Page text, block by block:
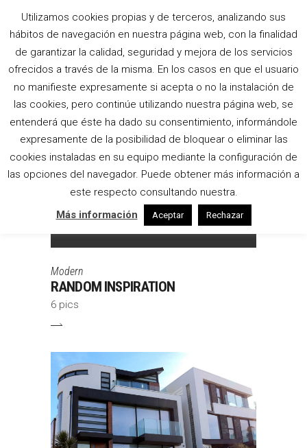
ARCHIVE
Modern
RANDOM INSPIRATION
6 pics
Utilizamos cookies propias y de terceros, analizando sus
hábitos de navegación en nuestra página web, con la finalidad
de garantizar la calidad, seguridad y mejora de los servicios
ofrecidos a través de la misma. En los casos en que el usuario
no manifieste expresamente si acepta o no la instalación de
las cookies, pero continúe utilizando nuestra página web, se
entenderá que éste ha dado su consentimiento, informándole
expresamente de la posibilidad de bloquear o eliminar las
cookies instaladas en su equipo mediante la configuración de
las opciones del navegador. Puede obtener más información a
este respecto consultando nuestra.
Más información
Aceptar Rechazar